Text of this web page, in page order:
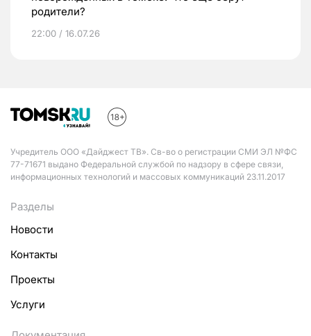
родители?
22:00 / 16.07.26
Учредитель ООО «Дайджест ТВ». Св-во о регистрации СМИ ЭЛ №ФС
77-71671 выдано Федеральной службой по надзору в сфере связи,
информационных технологий и массовых коммуникаций 23.11.2017
Разделы
Новости
Контакты
Проекты
Услуги